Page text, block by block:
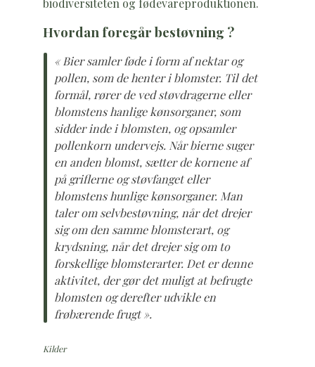
biodiversiteten og fødevareproduktionen.
Hvordan foregår bestøvning ?
« Bier samler føde i form af nektar og
pollen, som de henter i blomster. Til det
formål, rører de ved støvdragerne eller
blomstens hanlige kønsorganer, som
sidder inde i blomsten, og opsamler
pollenkorn undervejs. Når bierne suger
en anden blomst, sætter de kornene af
på griflerne og støvfanget eller
blomstens hunlige kønsorganer. Man
taler om selvbestøvning, når det drejer
sig om den samme blomsterart, og
krydsning, når det drejer sig om to
forskellige blomsterarter. Det er denne
aktivitet, der gør det muligt at befrugte
blomsten og derefter udvikle en
frøbærende frugt ».
Kilder